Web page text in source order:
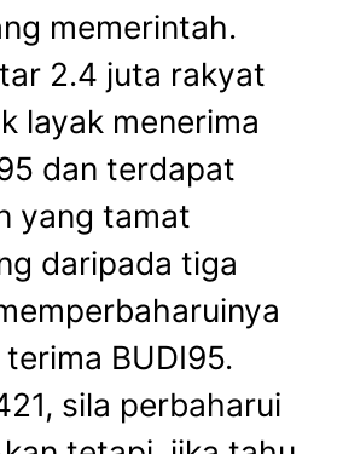
memerintah.
2.4 juta rakyat
layak menerima
dan terdapat
yang tamat
daripada tiga
BUDI95.
sila perbaharui